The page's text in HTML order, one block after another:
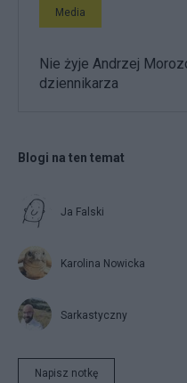
Media
Nie żyje Andrzej
dziennikarza
Blogi na ten temat
Ja Falski
Karolina Nowicka
Sarkastyczny
Napisz notkę